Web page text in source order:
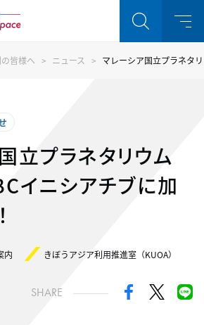
皆様へ ニュース マレーシア国立プラネタ
立プラネタリウム
イニシアチブに加
内 きぼうアジア利用推進室（KUOA）
SHARE